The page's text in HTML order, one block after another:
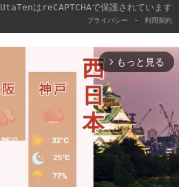
UtaTenはreCAPTCHAで保護されています
プライバシー - 利用契約
arrow_forward_ios もっと見る